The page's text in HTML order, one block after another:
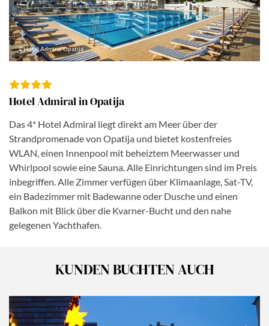
©Hotel Admiral Opatija
Hotel Admiral in Opatija
Das 4* Hotel Admiral liegt direkt am Meer über der
Strandpromenade von Opatija und bietet kostenfreies
WLAN, einen Innenpool mit beheiztem Meerwasser und
Whirlpool sowie eine Sauna. Alle Einrichtungen sind im Preis
inbegriffen. Alle Zimmer verfügen über Klimaanlage, Sat-TV,
ein Badezimmer mit Badewanne oder Dusche und einen
Balkon mit Blick über die Kvarner-Bucht und den nahe
gelegenen Yachthafen.
KUNDEN BUCHTEN AUCH